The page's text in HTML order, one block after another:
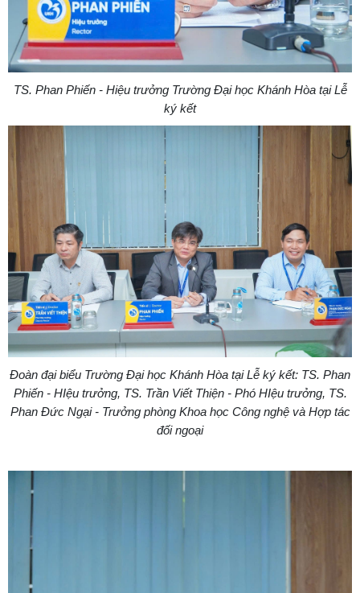
TS. Phan Phiến - Hiệu trưởng Trường Đại học Khánh Hòa tại Lễ
ký kết
Đoàn đại biểu Trường Đại học Khánh Hòa tại Lễ ký kết: TS. Phan
Phiến - HIệu trưởng, TS. Trần Viết Thiện - Phó HIệu trưởng, TS.
Phan Đức Ngại - Trưởng phòng Khoa học Công nghệ và Hợp tác
đối ngoại